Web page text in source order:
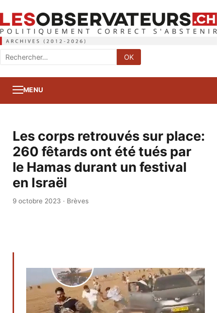
Rechercher
:
OK
MENU
Les corps retrouvés sur place:
260 fêtards ont été tués par
le Hamas durant un festival
en Israël
9 octobre 2023 · Brèves